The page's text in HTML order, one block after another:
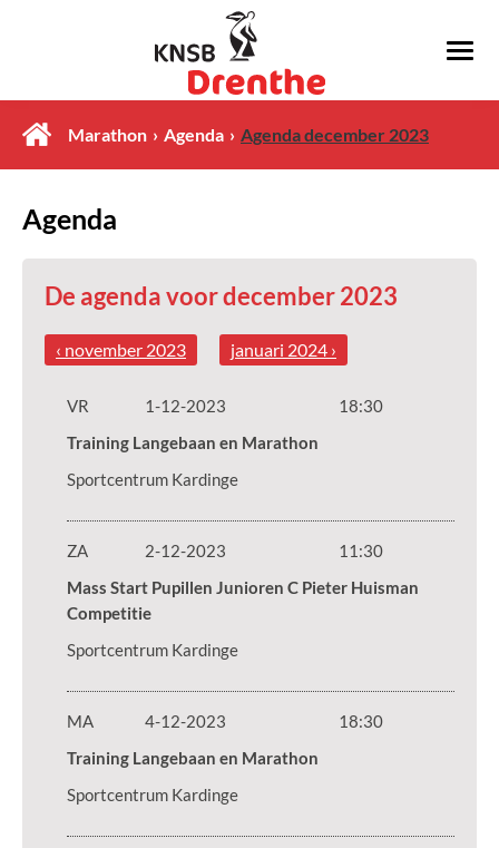
Marathon Agenda Agenda december 2023
Agenda
De agenda voor december 2023
‹ november 2023 januari 2024 ›
VR 1-12-2023
18:30
Training Langebaan en Marathon
Sportcentrum Kardinge
ZA 2-12-2023
11:30
Mass Start Pupillen Junioren C Pieter Huisman
Competitie
Sportcentrum Kardinge
MA 4-12-2023
18:30
Training Langebaan en Marathon
Sportcentrum Kardinge